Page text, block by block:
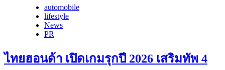
automobile
lifestyle
News
PR
ไทยฮอนด้า เปิดเกมรุกปี 2026 เสริมทัพ 4